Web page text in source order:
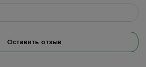
Оставить отзыв